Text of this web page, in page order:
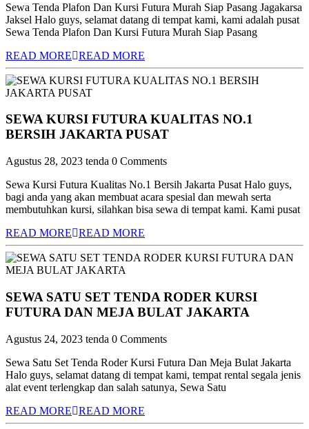
Sewa Tenda Plafon Dan Kursi Futura Murah Siap Pasang Jagakarsa
Jaksel Halo guys, selamat datang di tempat kami, kami adalah pusat
Sewa Tenda Plafon Dan Kursi Futura Murah Siap Pasang
READ MORE
READ MORE
SEWA KURSI FUTURA KUALITAS NO.1
BERSIH JAKARTA PUSAT
Agustus 28, 2023 tenda 0 Comments
Sewa Kursi Futura Kualitas No.1 Bersih Jakarta Pusat Halo guys,
bagi anda yang akan membuat acara spesial dan mewah serta
membutuhkan kursi, silahkan bisa sewa di tempat kami. Kami pusat
READ MORE
READ MORE
SEWA SATU SET TENDA RODER KURSI
FUTURA DAN MEJA BULAT JAKARTA
Agustus 24, 2023 tenda 0 Comments
Sewa Satu Set Tenda Roder Kursi Futura Dan Meja Bulat Jakarta
Halo guys, selamat datang di tempat kami, tempat rental segala jenis
alat event terlengkap dan salah satunya, Sewa Satu
READ MORE
READ MORE